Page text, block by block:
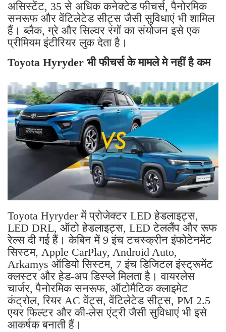
असिस्टेंट, 35 से अधिक कनेक्टेड फीचर्स, पैनोरमिक
सनरूफ और वेंटिलेटेड सीट्स जैसी सुविधाएं भी शामिल
हैं। ब्लैक, ग्रे और सिल्वर रंगों का संयोजन इसे एक
प्रीमियम इंटीरियर लुक देता है।
Toyota Hyryder भी फीचर्स के मामले मे नहीं है कम
Toyota Hyryder में प्रोजेक्टर LED हेडलाइट्स,
LED DRL, ऑटो हेडलाइट्स, LED टेललैंप और रूफ
रेल्स दी गई हैं। केबिन में 9 इंच टचस्क्रीन इंफोटेनमेंट
सिस्टम, Apple CarPlay, Android Auto,
Arkamys ऑडियो सिस्टम, 7 इंच डिजिटल इंस्ट्रूमेंट
क्लस्टर और हेड-अप डिस्प्ले मिलता है। वायरलेस
चार्जर, पैनोरमिक सनरूफ, ऑटोमैटिक क्लाइमेट
कंट्रोल, रियर AC वेंट्स, वेंटिलेटेड सीट्स, PM 2.5
एयर फिल्टर और की-लेस एंट्री जैसी सुविधाएं भी इसे
आकर्षक बनाती हैं।